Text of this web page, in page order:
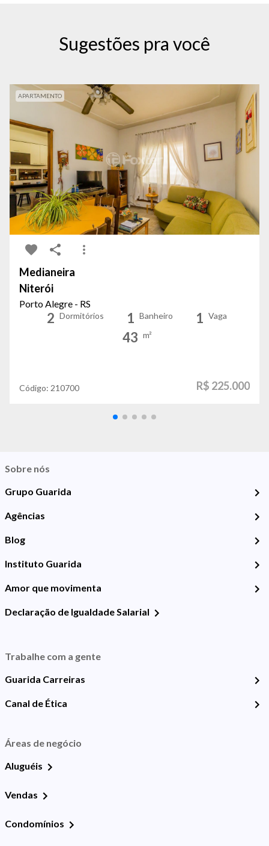
Sugestões pra você
APARTAMENTO
Medianeira
Niterói
Porto Alegre - RS
2 Dormitórios 1 Banheiro 1 Vaga
43 m²
Código: 210700 R$ 225.000
Sobre nós
Grupo Guarida
Agências
Blog
Instituto Guarida
Amor que movimenta
Declaração de Igualdade Salarial
Trabalhe com a gente
Guarida Carreiras
Canal de Ética
Áreas de negócio
Aluguéis
Vendas
Condomínios